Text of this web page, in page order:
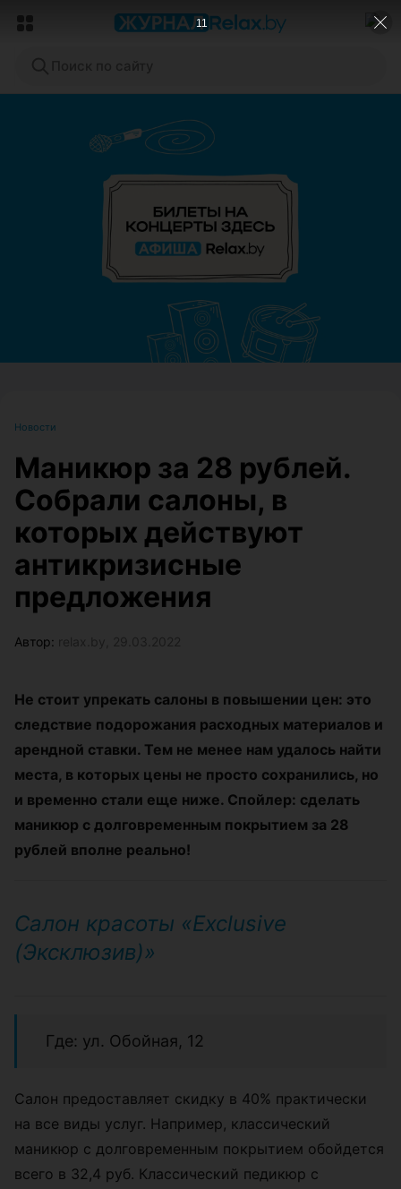
ЭФФЕКТИВНАЯ РЕКЛАМА НА САЙТЕ
Новости
Маникюр за 28 рублей.
Собрали салоны, в
которых действуют
антикризисные
предложения
Автор:
Не стоит упрекать салоны в повышении цен: это
следствие подорожания расходных материалов и
арендной ставки. Тем не менее нам удалось найти
места, в которых цены не просто сохранились, но
и временно стали еще ниже. Спойлер: сделать
маникюр с долговременным покрытием за 28
рублей вполне реально!
Салон красоты «Exclusive
(Эксклюзив)»
Где: ул. Обойная, 12
Салон предоставляет скидку в 40% практически
на все виды услуг. Например, классический
маникюр с долговременным покрытием обойдется
всего в 32,4 руб. Классический педикюр с
8